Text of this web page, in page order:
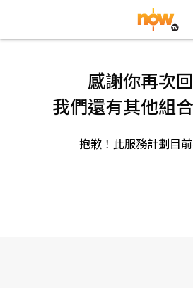
感謝你再次
我們還有其他組
抱歉！此服務計劃目前